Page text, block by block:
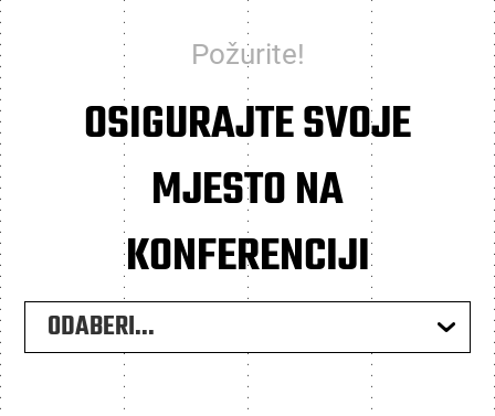
Požurite!
OSIGURAJTE SVOJE
MJESTO NA
KONFERENCIJI
ODABERI...